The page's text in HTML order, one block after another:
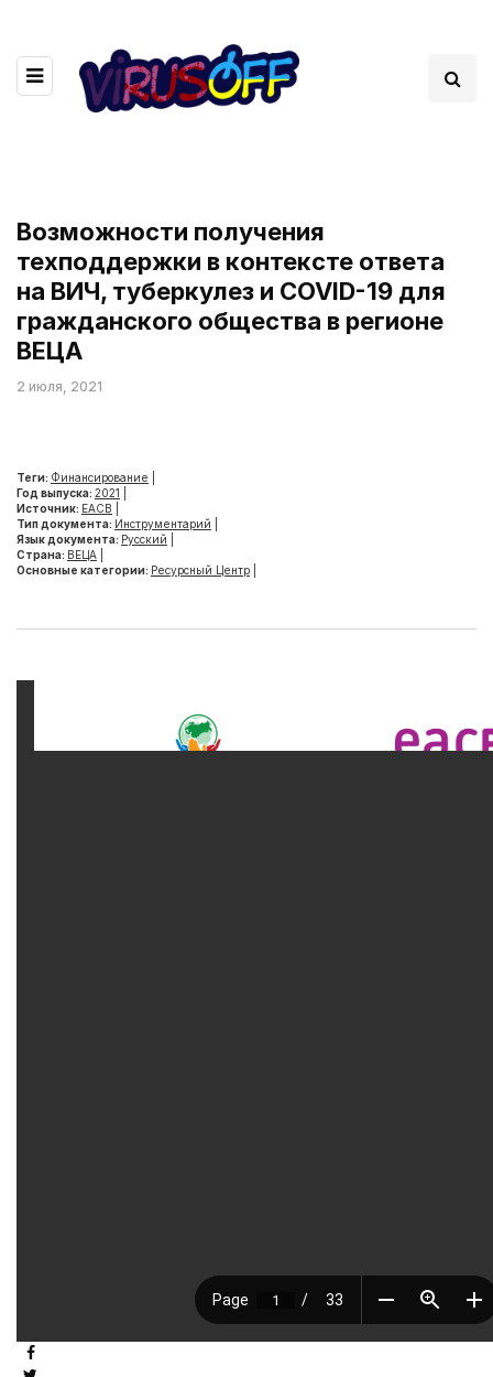
Возможности получения
техподдержки в контексте ответа
на ВИЧ, туберкулез и COVID-19 для
гражданского общества в регионе
ВЕЦА
2 июля, 2021
Теги: Финансирование
Год выпуска: 2021
Источник: ЕАСВ
Тип документа: Инструментарий
Язык документа: Русский
Страна: ВЕЦА
Основные категории: Ресурсный Центр